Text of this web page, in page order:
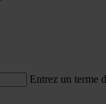
Entrez un terme